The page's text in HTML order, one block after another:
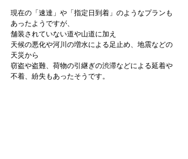
現在の「速達」や「指定日到着」のようなプランも
あったようですが、
舗装されていない道や山道に加え
天候の悪化や河川の増水による足止め、地震などの
天災から
窃盗や盗難、荷物の引継ぎの渋滞などによる延着や
不着、紛失もあったそうです。